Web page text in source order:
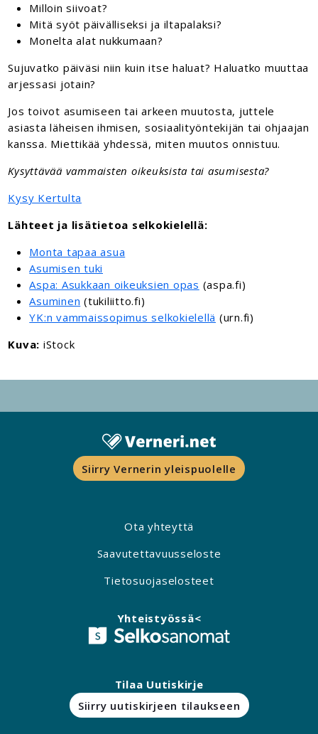
Milloin siivoat?
Mitä syöt päivälliseksi ja iltapalaksi?
Monelta alat nukkumaan?
Sujuvatko päiväsi niin kuin itse haluat? Haluatko muuttaa
arjessasi jotain?
Jos toivot asumiseen tai arkeen muutosta, juttele
asiasta läheisen ihmisen, sosiaalityöntekijän tai ohjaajan
kanssa. Miettikää yhdessä, miten muutos onnistuu.
Kysyttävää vammaisten oikeuksista tai asumisesta?
Kysy Kertulta
Lähteet ja lisätietoa selkokielellä:
Monta tapaa asua
Asumisen tuki
Aspa: Asukkaan oikeuksien opas (aspa.fi)
Asuminen (tukiliitto.fi)
YK:n vammaissopimus selkokielellä (urn.fi)
Kuva: iStock
Siirry Vernerin yleispuolelle
Ota yhteyttä
Saavutettavuusseloste
Tietosuojaselosteet
Yhteistyössä<
Tilaa Uutiskirje
Siirry uutiskirjeen tilaukseen